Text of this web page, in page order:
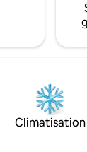
Climatisation